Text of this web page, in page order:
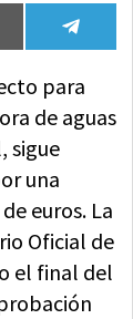
en
para
de aguas
sigue
una
euros. La
Oficial de
el final del